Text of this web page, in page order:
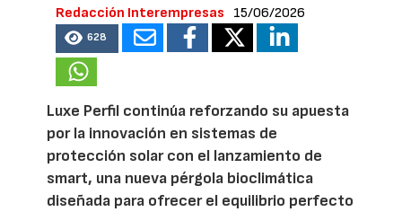
Redacción Interempresas 15/06/2026
628
Luxe Perfil continúa reforzando su apuesta
por la innovación en sistemas de
protección solar con el lanzamiento de
smart, una nueva pérgola bioclimática
diseñada para ofrecer el equilibrio perfecto